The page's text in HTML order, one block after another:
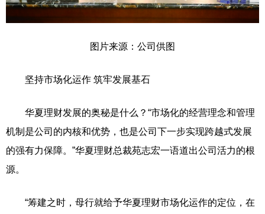
图片来源：公司供图
坚持市场化运作 筑牢发展基石
华夏理财发展的奥秘是什么？“市场化的经营理念和管理
机制是公司的内核和优势，也是公司下一步实现跨越式发展
的强有力保障。”华夏理财总裁苑志宏一语道出公司活力的根
源。
“筹建之时，母行就给予华夏理财市场化运作的定位，在